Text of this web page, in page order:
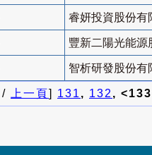
睿妍投資股份有
豐新二陽光能源
智析研發股份有
/ 上一頁] 131, 132,